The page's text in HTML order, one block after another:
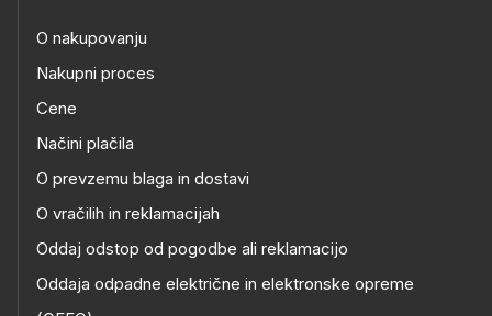
O nakupovanju
Nakupni proces
Cene
Načini plačila
O prevzemu blaga in dostavi
O vračilih in reklamacijah
Oddaj odstop od pogodbe ali reklamacijo
Oddaja odpadne električne in elektronske opreme